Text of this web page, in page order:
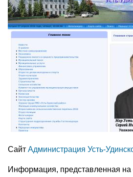
Сайт Администрация Усть-
Информация, представленная на